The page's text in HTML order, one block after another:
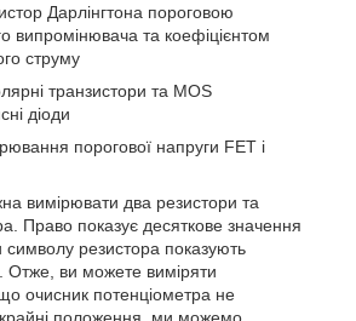
Дарлінгтона пороговою
випромінювача та коефіцієнтом
струму
транзистори та MOS
діоди
порогової напруги FET і
вимірювати два резистори та
Право показує десяткове значення
символу резистора показують
Отже, ви можете виміряти
очисник потенціометра не
положення, ми можемо